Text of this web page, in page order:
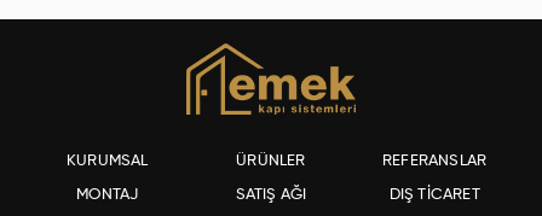
KURUMSAL ÜRÜNLER REFERANSLAR
MONTAJ SATIŞ AĞI DIŞ TİCARET